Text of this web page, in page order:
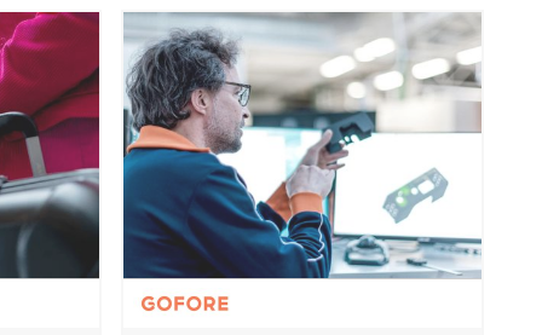
kWh.
(572)
Digitaalinen elämä -tutkimuksen
mukaan 21 % suomalaisista on
kohdannut haasteita nettiyhteytensä
kanssa. Vaikka ongelmia esiintyy
yleisimmin kodin internetyhteyksissä,
myös mökeillä yhteyden hitaus tai
toimimattomuus aiheuttaa
päänvaivaa osalle käyttäjistä. Moni
ongelmista ratkeaa kuitenkin jo
yksinkertaisilla toimenpiteillä, joista
helpoin on modeemin
uudelleenkäynnistys.